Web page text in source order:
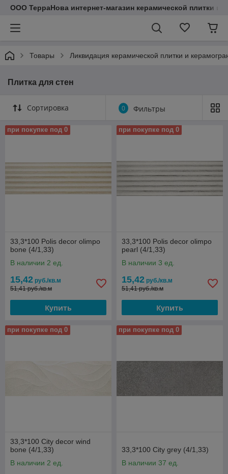
ООО ТерраНова интернет-магазин керамической плитки и
Товары Ликвидация керамической плитки и
Плитка для стен
Сортировка 0 Фильтры
при покупке под 0
33,3*100 Polis decor olimpo
bone (4/1,33)
В наличии 2 ед.
15,42 руб./кв.м
51,41 руб./кв.м
Купить
при покупке под 0
33,3*100 Polis decor olimpo
pearl (4/1,33)
В наличии 3 ед.
15,42 руб./кв.м
51,41 руб./кв.м
Купить
при покупке под 0
33,3*100 City decor wind
bone (4/1,33)
В наличии 2 ед.
при покупке под 0
33,3*100 City grey (4/1,33)
В наличии 37 ед.